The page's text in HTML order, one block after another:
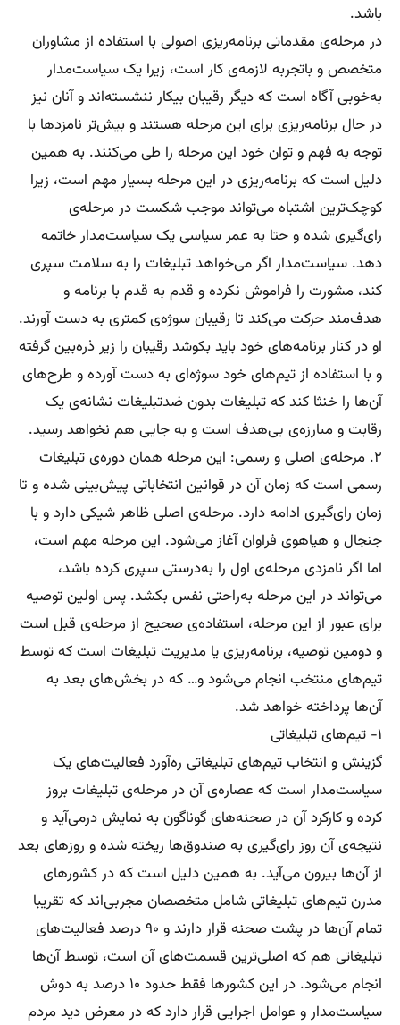
باشد.
در مرحله‌ی مقدماتی برنامه‌ریزی اصولی با استفاده از مشاوران
متخصص و با‌تجربه لازمه‌ی کار است، زیرا یک سیاست‌مدار
به‌خوبی آگاه است که دیگر رقیبان بیکار ننشسته‌اند و آنان نیز
در حال برنامه‌ریزی برای این مرحله هستند و بیش‌تر نامزدها با
توجه به فهم و توان خود این مرحله را طی می‌کنند. به همین
دلیل است که برنامه‌ریزی در این مرحله بسیار مهم است، زیرا
کوچک‌ترین اشتباه می‌تواند موجب شکست در مرحله‌ی
رای‌گیری شده و حتا به عمر سیاسی یک سیاست‌مدار خاتمه
دهد. سیاست‌مدار اگر می‌خواهد تبلیغات را به سلامت سپری
کند، مشورت را فراموش نکرده و قدم به قدم با برنامه و
هدف‌مند حرکت می‌کند تا رقیبان سوژه‌ی کمتری به دست آورند.
او در کنار برنامه‌های خود باید بکوشد رقیبان را زیر ذره‌بین گرفته
و با استفاده از تیم‌های خود سوژه‌‌ای به دست آورده و طرح‌های
آن‌ها را خنثا کند که تبلیغات بدون ضد‌تبلیغات نشانه‌ی یک
رقابت و مبارزه‌ی بی‌هدف است و به جایی هم نخواهد رسید.
۲. مرحله‌ی اصلی و رسمی: این مرحله همان دوره‌ی تبلیغات
رسمی است که زمان آن در قوانین انتخاباتی پیش‌بینی شده و تا
زمان رای‌گیری ادامه دارد. مرحله‌ی اصلی ظاهر شیکی دارد و با
جنجال و هیاهوی فراوان آغاز می‌شود. این مرحله مهم است،
اما اگر نامزدی مرحله‌ی اول را به‌درستی سپری کرده باشد،
می‌تواند در این مرحله به‌راحتی نفس بکشد. پس اولین توصیه
برای عبور از این مرحله، استفاده‌ی صحیح از مرحله‌ی قبل است
و دومین توصیه، برنامه‌ریزی یا مدیریت تبلیغات است که توسط
تیم‌های منتخب انجام می‌شود و‌… که در بخش‌های بعد به
آن‌ها پرداخته خواهد شد.
۱- تیم‌های تبلیغاتی
گزینش و انتخاب تیم‌های تبلیغاتی ره‌آورد فعالیت‌های یک
سیاست‌مدار است که عصاره‌ی آن در مرحله‌ی تبلیغات بروز
کرده و کارکرد آن در صحنه‌های گوناگون به نمایش در‌می‌آید و
نتیجه‌ی آن روز رای‌گیری به صندوق‌ها ریخته شده و روزهای بعد
از آن‌ها بیرون می‌آید. به همین دلیل است که در کشورهای
مدرن تیم‌های تبلیغاتی شامل متخصصان مجربی‌اند که تقریبا
تمام آن‌ها در پشت صحنه قرار دارند و ۹۰ درصد فعالیت‌های
تبلیغاتی هم که اصلی‌ترین قسمت‌های آن است، توسط آن‌ها
انجام می‌شود. در این کشورها فقط حدود ۱۰ درصد به دوش
سیاست‌مدار و عوامل اجرایی قرار دارد که در معرض دید مردم